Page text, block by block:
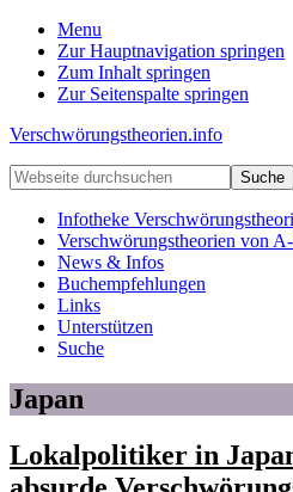
Menu
Zur Hauptnavigation springen
Zum Inhalt springen
Zur Seitenspalte springen
Verschwörungstheorien.info
Beiträge
zu
Merkmalen,
Funktionen
Risiken
konspirationistischen
Denkens
Webseite
durchsuchen
Infotheke
Verschwörungstheorien von
News & Infos
Buchempfehlungen
Links
Unterstützen
Suche
Japan
Lokalpolitiker in